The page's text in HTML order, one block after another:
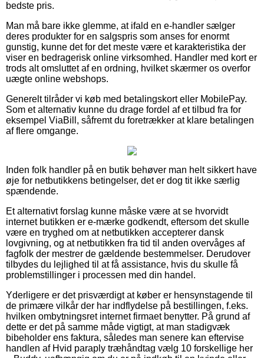
bedste pris.
Man må bare ikke glemme, at ifald en e-handler sælger
deres produkter for en salgspris som anses for enormt
gunstig, kunne det for det meste være et karakteristika der
viser en bedragerisk online virksomhed. Handler med kort er
trods alt omsluttet af en ordning, hvilket skærmer os overfor
uægte online webshops.
Generelt tilråder vi køb med betalingskort eller MobilePay.
Som et alternativ kunne du drage fordel af et tilbud fra for
eksempel ViaBill, såfremt du foretrækker at klare betalingen
af flere omgange.
Inden folk handler på en butik behøver man helt sikkert have
øje for netbutikkens betingelser, det er dog tit ikke særlig
spændende.
Et alternativt forslag kunne måske være at se hvorvidt
internet butikken er e-mærke godkendt, eftersom det skulle
være en tryghed om at netbutikken accepterer dansk
lovgivning, og at netbutikken fra tid til anden overvåges af
fagfolk der mestrer de gældende bestemmelser. Derudover
tilbydes du lejlighed til at få assistance, hvis du skulle få
problemstillinger i processen med din handel.
Yderligere er det prisværdigt at køber er hensynstagende til
de primære vilkår der har indflydelse på bestillingen, f.eks.
hvilken ombytningsret internet firmaet benytter. På grund af
dette er det på samme måde vigtigt, at man stadigvæk
bibeholder ens faktura, således man senere kan eftervise
handlen af Hvid paraply træhåndtag vælg 10 forskellige her